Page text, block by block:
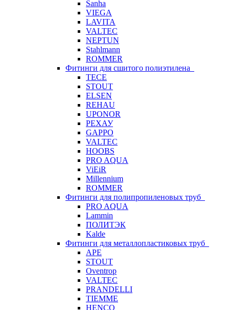
Sanha
VIEGA
LAVITA
VALTEC
NEPTUN
Stahlmann
ROMMER
Фитинги для сшитого полиэтилена
TECE
STOUT
ELSEN
REHAU
UPONOR
РЕХАУ
GAPPO
VALTEC
HOOBS
PRO AQUA
ViEiR
Millennium
ROMMER
Фитинги для полипропиленовых труб
PRO AQUA
Lammin
ПОЛИТЭК
Kalde
Фитинги для металлопластиковых труб
APE
STOUT
Oventrop
VALTEC
PRANDELLI
TIEMME
HENCO